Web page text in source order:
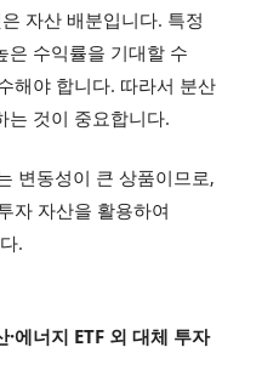
자산 배분입니다. 특정
은 수익률을 기대할 수
해야 합니다. 따라서 분산
는 것이 중요합니다.
변동성이 큰 상품이므로,
자 자산을 활용하여
.
에너지 ETF 외 대체 투자